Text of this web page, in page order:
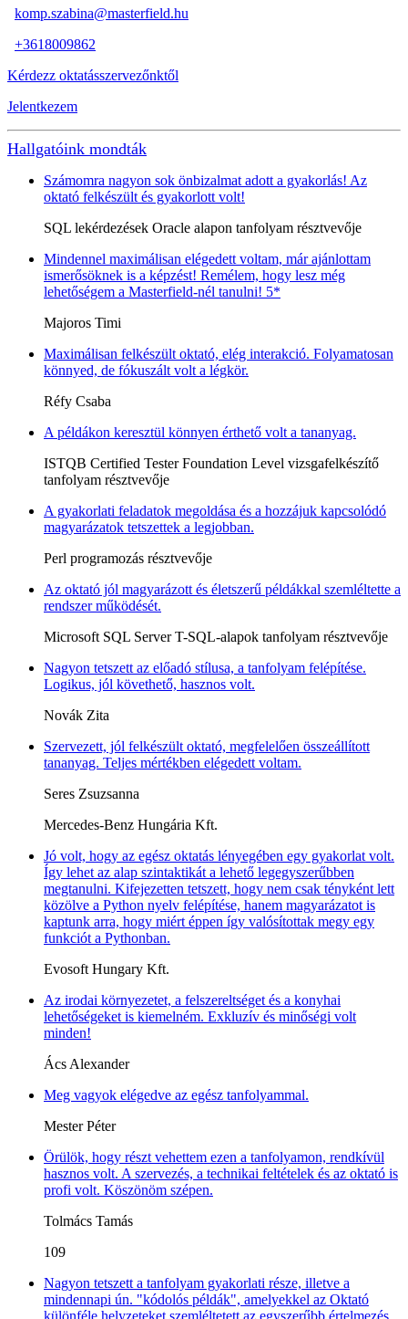
komp.szabina@masterfield.hu
+3618009862
Kérdezz oktatásszervezőnktől
Jelentkezem
Hallgatóink mondták
Számomra nagyon sok önbizalmat adott a gyakorlás! Az
oktató felkészült és gyakorlott volt!
SQL lekérdezések Oracle alapon tanfolyam résztvevője
Mindennel maximálisan elégedett voltam, már ajánlottam
ismerősöknek is a képzést! Remélem, hogy lesz még
lehetőségem a Masterfield-nél tanulni! 5*
Majoros Timi
Maximálisan felkészült oktató, elég interakció. Folyamatosan
könnyed, de fókuszált volt a légkör.
Réfy Csaba
A példákon keresztül könnyen érthető volt a tananyag.
ISTQB Certified Tester Foundation Level vizsgafelkészítő
tanfolyam résztvevője
A gyakorlati feladatok megoldása és a hozzájuk kapcsolódó
magyarázatok tetszettek a legjobban.
Perl programozás résztvevője
Az oktató jól magyarázott és életszerű példákkal szemléltette a
rendszer működését.
Microsoft SQL Server T-SQL-alapok tanfolyam résztvevője
Nagyon tetszett az előadó stílusa, a tanfolyam felépítése.
Logikus, jól követhető, hasznos volt.
Novák Zita
Szervezett, jól felkészült oktató, megfelelően összeállított
tananyag. Teljes mértékben elégedett voltam.
Seres Zsuzsanna
Mercedes-Benz Hungária Kft.
Jó volt, hogy az egész oktatás lényegében egy gyakorlat volt.
Így lehet az alap szintaktikát a lehető legegyszerűbben
megtanulni. Kifejezetten tetszett, hogy nem csak tényként lett
közölve a Python nyelv felépítése, hanem magyarázatot is
kaptunk arra, hogy miért éppen így valósítottak megy egy
funkciót a Pythonban.
Evosoft Hungary Kft.
Az irodai környezetet, a felszereltséget és a konyhai
lehetőségeket is kiemelném. Exkluzív és minőségi volt
minden!
Ács Alexander
Meg vagyok elégedve az egész tanfolyammal.
Mester Péter
Örülök, hogy részt vehettem ezen a tanfolyamon, rendkívül
hasznos volt. A szervezés, a technikai feltételek és az oktató is
profi volt. Köszönöm szépen.
Tolmács Tamás
109
Nagyon tetszett a tanfolyam gyakorlati része, illetve a
mindennapi ún. "kódolós példák", amelyekkel az Oktató
különféle helyzeteket szemléltetett az egyszerűbb értelmezés